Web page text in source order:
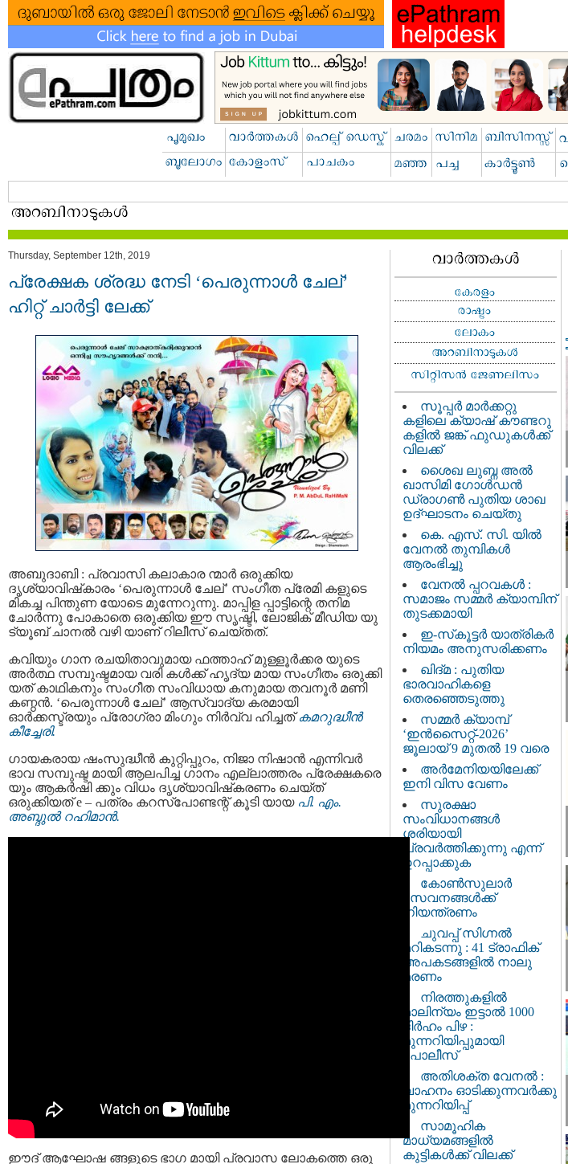
Thursday, September 12th, 2019
പ്രേക്ഷക ശ്രദ്ധ നേടി ‘പെരുന്നാൾ ചേല്’
ഹിറ്റ് ചാര്‍ട്ടി ലേക്ക്
അബുദാബി : പ്രവാസി കലാകാര ന്മാർ ഒരുക്കിയ
ദൃശ്യാവിഷ്‌കാരം ‘പെരുന്നാൾ ചേല്’ സംഗീത പ്രേമി കളുടെ
മികച്ച പിന്തുണ യോടെ മുന്നേറുന്നു. മാപ്പിള പ്പാട്ടിന്റെ തനിമ
ചോർന്നു പോകാതെ ഒരുക്കിയ ഈ സൃഷ്ടി, ലോജിക് മീഡിയ യു
ട്യൂബ് ചാനൽ വഴി യാണ് റിലീസ് ചെയ്തത്.
കവിയും ഗാന രചയിതാവുമായ ഫത്താഹ് മുള്ളൂർക്കര യുടെ
അർത്ഥ സമ്പുഷ്ടമായ വരി കൾക്ക് ഹൃദ്യ മായ സംഗീതം ഒരുക്കി
യത് കാഥികനും സംഗീത സംവിധായ കനുമായ തവനൂർ മണി
കണ്ഠൻ. ‘പെരുന്നാൾ ചേല്’ ആസ്വാദ്യ കരമായി
ഓർക്കസ്ട്രയും പ്രോഗ്രാ മിംഗും നിർവ്വ ഹിച്ചത്കമറുദ്ധീൻ
കീച്ചേരി.
ഗായകരായ ഷംസുദ്ധീൻ കുറ്റിപ്പുറം, നിജാ നിഷാൻ എന്നിവർ
ഭാവ സമ്പുഷ്ട മായി ആലപിച്ച ഗാനം എല്ലാത്തരം പ്രേക്ഷകരെ
യും ആകർഷി ക്കും വിധം ദൃശ്യാവിഷ്‌കരണം ചെയ്ത്
ഒരുക്കിയത് e – പത്രം കറസ്‌പോണ്ടന്റ് കൂടി യായ പി. എം.
അബ്ദുൽ റഹിമാൻ.
ഈദ് ആഘോഷ ങ്ങളുടെ ഭാഗ മായി പ്രവാസ ലോകത്തെ ഒരു
സൂപ്പർ മാർക്കറ്റു
കളിലെ ക്യാഷ് കൗണ്ടറു
കളിൽ ജങ്ക് ഫുഡുകൾക്ക്
വിലക്ക്
ശൈഖ ലുബ്ന അൽ
ഖാസിമി ഗോൾഡൻ
ഡ്രാഗൺ പുതിയ ശാഖ
ഉദ്ഘാടനം ചെയ്തു
കെ. എസ്. സി. യിൽ
വേനൽ തുമ്പികൾ
ആരംഭിച്ചു
വേനൽ പ്പറവകൾ :
സമാജം സമ്മർ ക്യാമ്പിന്
തുടക്കമായി
ഇ-സ്‌കൂട്ടർ യാത്രികർ
നിയമം അനുസരിക്കണം
ഖിദ്മ : പുതിയ
ഭാരവാഹികളെ
തെരഞ്ഞെടുത്തു
സമ്മർ ക്യാമ്പ്
‘ഇൻസൈറ്റ്-2026’
ജൂലായ് 9 മുതൽ 19 വരെ
അർമേനിയയിലേക്ക്
ഇനി വിസ വേണം
സുരക്ഷാ
സംവിധാനങ്ങൾ
ശരിയായി
പ്രവർത്തിക്കുന്നു എന്ന്
ഉറപ്പാക്കുക
കോൺസുലാർ
സേവനങ്ങൾക്ക്
നിയന്ത്രണം
ചുവപ്പ് സിഗ്നൽ
മറികടന്നു : 41 ട്രാഫിക്
അപകടങ്ങളിൽ നാലു
മരണം
നിരത്തുകളിൽ
മാലിന്യം ഇട്ടാൽ 1000
ദിർഹം പിഴ :
മുന്നറിയിപ്പുമായി
പോലീസ്
അതിശക്ത വേനൽ :
വാഹനം ഓടിക്കുന്നവർക്കു
മുന്നറിയിപ്പ്
സാമൂഹിക
മാധ്യമങ്ങളിൽ
കുട്ടികൾക്ക് വിലക്ക്